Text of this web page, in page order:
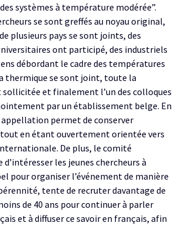
systèmes à température modérée”.
se sont greffés au noyau original,
plusieurs pays se sont joints, des
ont participé, des industriels
débordant le cadre des températures
thermique se sont joint, toute la
et finalement l’un des colloques
par un établissement belge. En
appellation permet de conserver
tout en étant ouvertement orientée vers
De plus, le comité
les jeunes chercheurs à
pour organiser l’événement de manière
tente de recruter davantage de
de 40 ans pour continuer à parler
et à diffuser ce savoir en français, afin